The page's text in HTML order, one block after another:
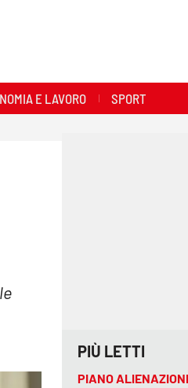
E LAVORO SPORT
PIÙ LETTI
PIANO ALIENAZIONI